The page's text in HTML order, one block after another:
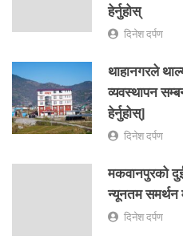
हेर्नुहोस्
दिनेश दर्पण
थाहानगरले
व्यवस्थापन
हेर्नुहोस्]
दिनेश दर्पण
मकवानपुरको
न्यूनतम समर्थन
दिनेश दर्पण